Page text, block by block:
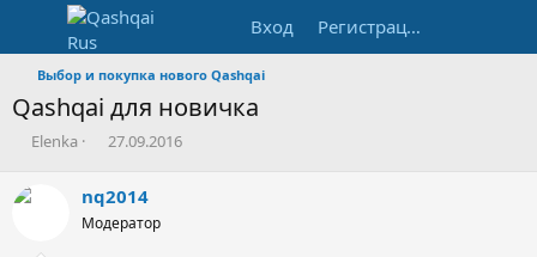
Вход Регистрация
Выбор и покупка нового Qashqai
Qashqai для новичка
А
о
Elenka
Д
а
н
27.09.2016
nq2014
Модератор